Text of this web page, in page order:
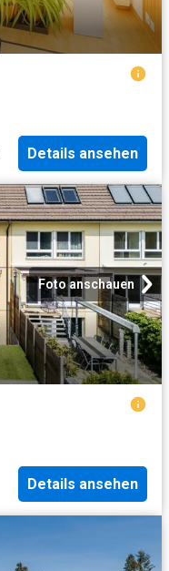
Details ansehen
Foto anschauen
Details ansehen